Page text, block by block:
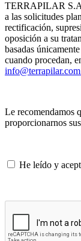
TERRAPILAR S.A.
a las solicitudes
rectificación,
oposición a su
basadas
cuando procedan,
Le recomendamos
proporcionarnos
He leído y